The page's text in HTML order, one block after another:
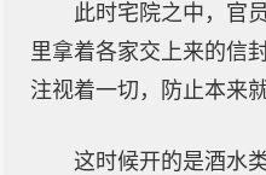
此时宅院之中，官
里拿着各家交上来的信
注视着一切，防止本来
这时候开的是酒水